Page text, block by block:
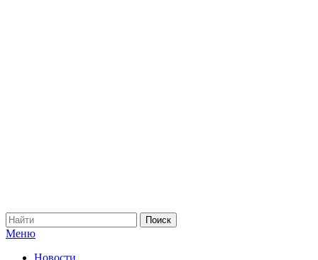
Меню